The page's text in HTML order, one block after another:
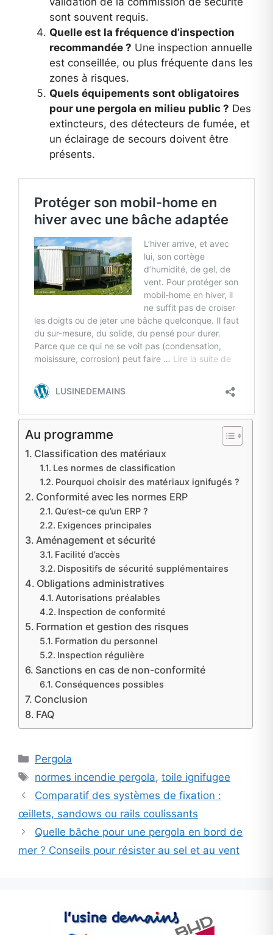
sont souvent requis.
Quelle est la fréquence d’inspection
recommandée ? Une inspection annuelle
est conseillée, ou plus fréquente dans les
zones à risques.
Quels équipements sont obligatoires
pour une pergola en milieu public ? Des
extincteurs, des détecteurs de fumée, et
un éclairage de secours doivent être
présents.
Au programme
Classification des matériaux
Les normes de classification
Pourquoi choisir des matériaux ignifugés ?
Conformité avec les normes ERP
Qu’est-ce qu’un ERP ?
Exigences principales
Aménagement et sécurité
Facilité d’accès
Dispositifs de sécurité supplémentaires
Obligations administratives
Autorisations préalables
Inspection de conformité
Formation et gestion des risques
Formation du personnel
Inspection régulière
Sanctions en cas de non-conformité
Conséquences possibles
Conclusion
FAQ
Categories
Pergola
Tags
normes incendie pergola,toile ignifugee
Comparatif des systèmes de fixation :
œillets, sandows ou rails coulissants
Quelle bâche pour une pergola en bord de
mer ? Conseils pour résister au sel et au vent